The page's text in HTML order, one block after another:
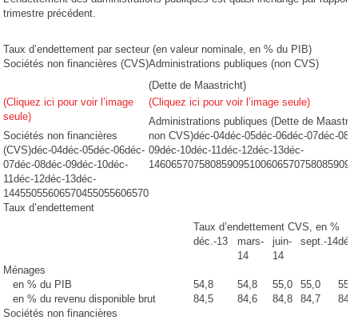
trimestre précédent.
Taux d’endettement par secteur (en valeur nominale, en % du PIB)
Sociétés non financières (CVS)Administrations publiques (non CVS)
(Dette de Maastricht)
(Cliquez ici pour voir l’image
seule)
Sociétés non financières
(CVS)déc-04déc-05déc-06déc-
07déc-08déc-09déc-10déc-
11déc-12déc-13déc-
14455055606570455055606570
(Cliquez ici pour voir l’image seule)
Administrations publiques (Dette de
non CVS)déc-04déc-05déc-06déc-07déc-
09déc-10déc-11déc-12déc-13déc-
Taux d’endettement
Taux d’endettement CVS, en %
déc.-13
mars-
14
juin-
14
sept.-14
Ménages
en % du PIB
54,8 54,8 55,0 55,0
55,1
en % du revenu disponible brut
84,5 84,6 84,8 84,7
84,7
Sociétés non financières